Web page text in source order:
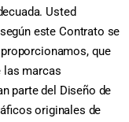
Usted
este Contrato se
que
las marcas
parte del Diseño de
originales de